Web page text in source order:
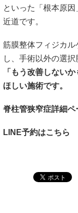
といった「根本原
近道です。
筋膜整体フィジカ
し、手術以外の選択
「もう改善しない
ほしい施術です。
脊柱管狭窄症詳細ペ
LINE予約はこちら